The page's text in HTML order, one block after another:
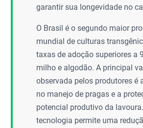
garantir sua longevidade no
O Brasil é o segundo maior
mundial de culturas
taxas de adoção superiores a
milho e algodão. A principal
observada pelos produtores é
no manejo de pragas e a
potencial produtivo da
tecnologia permite uma